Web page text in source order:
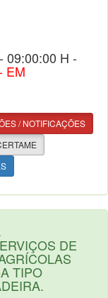
09:00:00 H -
EM
/ NOTIFICAÇÕES
DE
TIPO